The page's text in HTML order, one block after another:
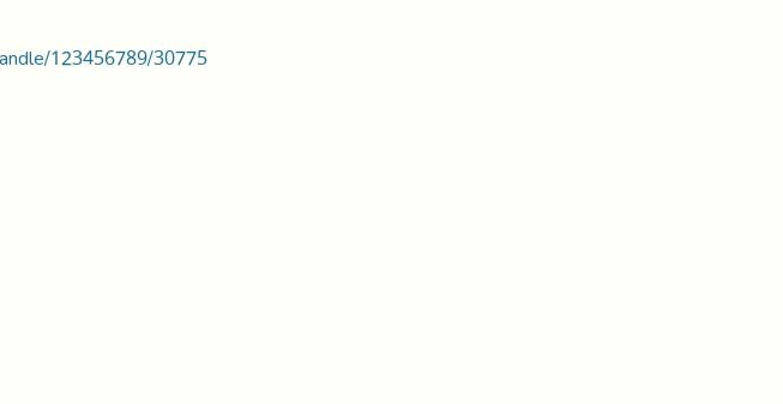
123456789/30775